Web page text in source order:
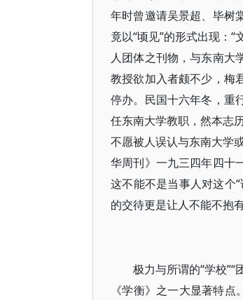
年时曾邀请吴景超、毕树
竟以“顷见”的形式出现：
人团体之刊物，与东南大
教授欲加入者颇不少，梅
停办。民国十六年冬，重
任东南大学教职，然本志
不愿被人误认与东南大学
华周刊》一九三四年四十
这不能不是当事人对这个
的交待更是让人不能不抱
极力与所谓的“学校
《学衡》之一大显著特